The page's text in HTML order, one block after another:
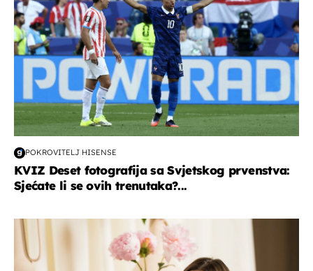
POKROVITELJ HISENSE
KVIZ Deset fotografija sa Svjetskog prvenstva:
Sjećate li se ovih trenutaka?...
moda & ljepota